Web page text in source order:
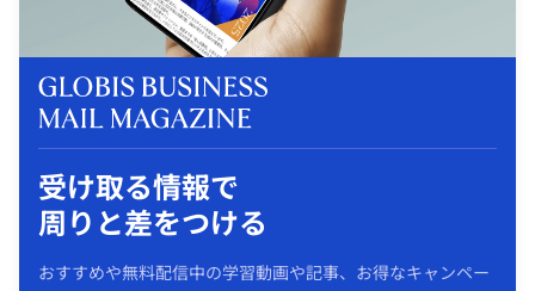
受け取る情報で
周りと差をつける
おすすめや無料配信中の学習動画や記事、お得なキャンペー